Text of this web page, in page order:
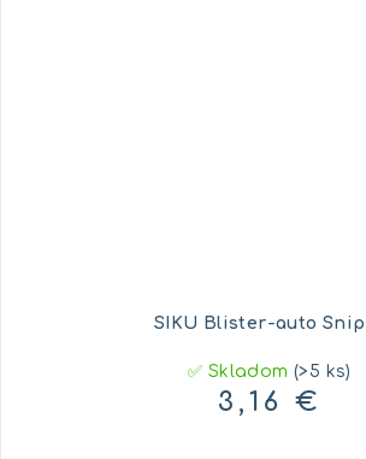
SIKU Blister-auto
✅ Skladom(>5 ks)
3,16 €